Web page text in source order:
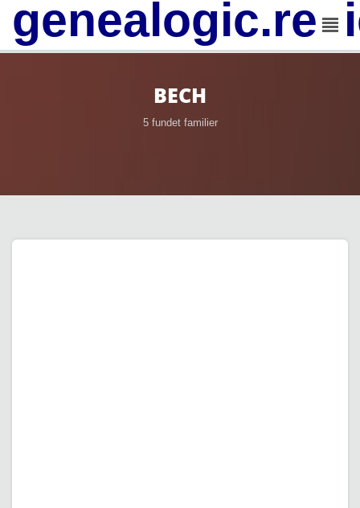
BECH
5 fundet familier